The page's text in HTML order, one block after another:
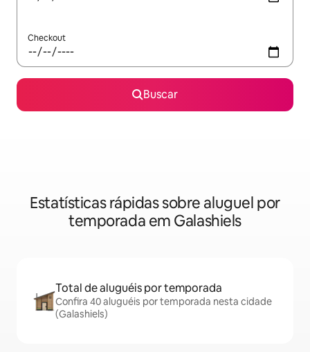
Checkout
Buscar
Estatísticas rápidas sobre aluguel por
temporada em Galashiels
Total de aluguéis por temporada
Confira 40 aluguéis por temporada nesta cidade
(Galashiels)